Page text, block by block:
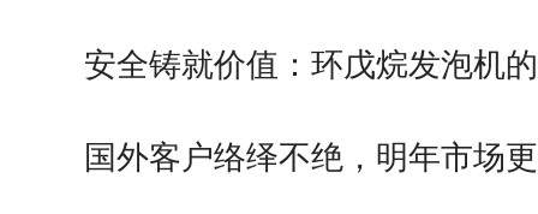
安全铸就价值：环戊烷发泡机
心…
国外客户络绎不绝，明年市场